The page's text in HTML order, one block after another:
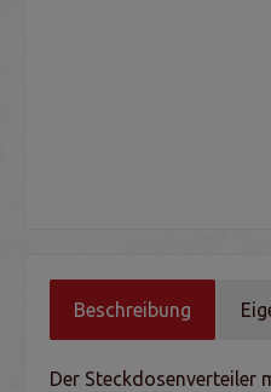
Beschreibung
Der Steckdosenverteiler